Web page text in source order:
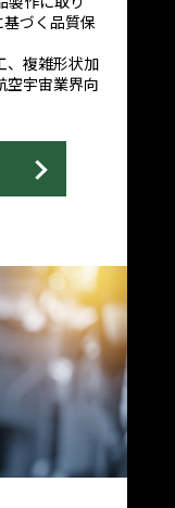
づく品質保
、複雑形状加
空宇宙業界向